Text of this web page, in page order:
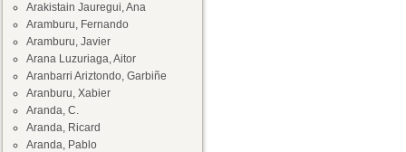
Arakistain Jauregui, Ana
Aramburu, Fernando
Aramburu, Javier
Arana Luzuriaga, Aitor
Aranbarri Ariztondo, Garbiñe
Aranburu, Xabier
Aranda, C.
Aranda, Ricard
Aranda, Pablo